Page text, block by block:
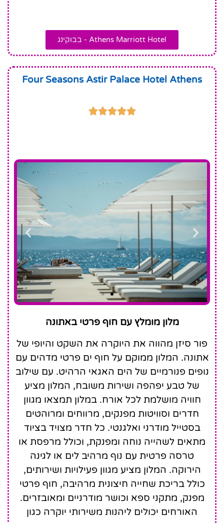
Athens Marriott Hotel - בבוקינג
Four Seasons Astir Palace Hotel Athens





Four Seasons Astir
Palace Hotel Athens
מלון מומלץ עם חוף פרטי באתונה
פור סיזן מהווה את היוקרה את השקט והיופי של
אתונה. המלון ממוקם על חוף ים פרטי מדהים עם
נופים פנורמיים של הים האגאי הרהיט. עם שילוב
של טבע יפהפה ושירות משובח, המלון מציע
חוויה מושלמת לכל אורח. במלון תמצאו מגוון
חדרים וסוויטות מפנקים, מרווחים ומרוהטים
בסטייל מודרני ואלגנטי. כל חדר מצויד בציוד
מתאים לשהייה נוחה ומפנקת, וכולל מרפסת או
טרסה פרטית עם נוף מרהיב לים או לגינה
הירוקה. המלון מציע מגוון פעילויות ושירותים,
כולל בריכת שחייה חיצונית מרהיבה, חוף פרטי
מפנק, מתקני ספא וכושר מודרניים ומאובזרים.
האורחים יכולים ליהנות משירותי יוקרה כגון